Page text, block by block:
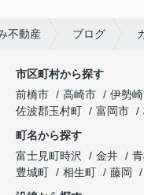
不動産 ブログ
市区町村から探す
前橋市
高崎市 伊勢
佐波郡玉村町
富岡市
町名から探す
富士見町時沢
金井
豊城町
相生町 藤岡